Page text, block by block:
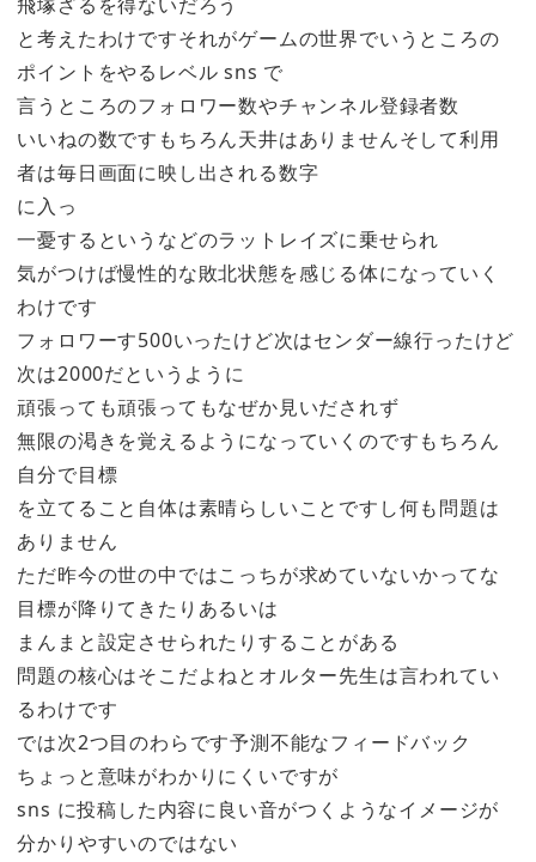
と考えたわけですそれがゲームの世界でいうところの
ポイントをやるレベル sns で
言うところのフォロワー数やチャンネル登録者数
いいねの数ですもちろん天井はありませんそして利用
者は毎日画面に映し出される数字
に入っ
一憂するというなどのラットレイズに乗せられ
気がつけば慢性的な敗北状態を感じる体になっていく
わけです
フォロワーす500いったけど次はセンダー線行ったけど
次は2000だというように
頑張っても頑張ってもなぜか見いだされず
無限の渇きを覚えるようになっていくのですもちろん
自分で目標
を立てること自体は素晴らしいことですし何も問題は
ありません
ただ昨今の世の中ではこっちが求めていないかってな
目標が降りてきたりあるいは
まんまと設定させられたりすることがある
問題の核心はそこだよねとオルター先生は言われてい
るわけです
では次2つ目のわらです予測不能なフィードバック
ちょっと意味がわかりにくいですが
sns に投稿した内容に良い音がつくようなイメージが
分かりやすいのではない